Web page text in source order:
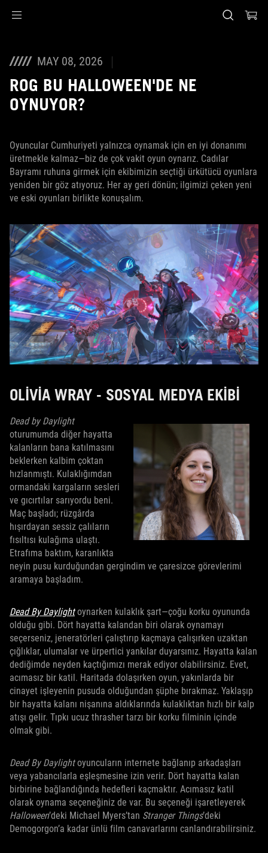
MAY 08, 2026
ROG BU HALLOWEEN'DE NE
OYNUYOR?
Oyuncular Cumhuriyeti yalnızca oynamak için en iyi donanımı
üretmekle kalmaz—biz de çok vakit oyun oynarız. Cadılar
Bayramı ruhuna girmek için ekibimizin seçtiği ürkütücü oyunlara
yeniden bir göz atıyoruz. Her ay geri dönün; ilgimizi çeken yeni
ve eski oyunları birlikte konuşalım.
OLIVIA WRAY - SOSYAL MEDYA EKIBI
Dead by Daylight
oturumumda diğer hayatta
kalanların bana katılmasını
beklerken kalbim çoktan
hızlanmıştı. Kulaklığımdan
ormandaki kargaların sesleri
ve gıcırtılar sarıyordu beni.
Maç başladı; rüzgârda
hışırdayan sessiz çalıların
fısıltısı kulağıma ulaştı.
Etrafıma baktım, karanlıkta
neyin pusu kurduğundan gergindim ve çaresizce görevlerimi
aramaya başladım.
Dead By Daylightoynarken kulaklık şart—çoğu korku oyununda
olduğu gibi. Dört hayatta kalandan biri olarak oynamayı
seçerseniz, jeneratörleri çalıştırıp kaçmaya çalışırken uzaktan
çığlıklar, ulumalar ve ürpertici yankılar duyarsınız. Hayatta kalan
dediğimde neyden kaçtığımızı merak ediyor olabilirsiniz. Evet,
acımasız bir katil. Haritada dolaşırken oyun, yakınlarda bir
cinayet işleyenin pusuda olduğundan şüphe bırakmaz. Yaklaşıp
bir hayatta kalanı nişanına aldıklarında kulaklıktan hızlı bir kalp
atışı gelir. Tıpkı ucuz thrasher tarzı bir korku filminin içinde
olmak gibi.
Dead By Daylightoyuncuların internete bağlanıp arkadaşları
veya yabancılarla eşleşmesine izin verir. Dört hayatta kalan
birbirine bağlandığında hedefleri kaçmaktır. Acımasız katil
olarak oynama seçeneğiniz de var. Bu seçeneği işaretleyerek
Halloween’deki Michael Myers’tan Stranger Things’deki
Demogorgon’a kadar ünlü film canavarlarını canlandırabilirsiniz.